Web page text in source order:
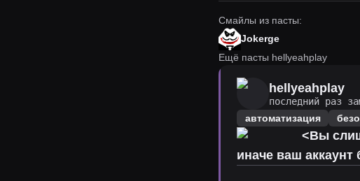
Смайлы из пасты:
Jokerge
Ещё пасты hellyeahplay
hellyeahplay
последний раз
автоматизация
<Вы
иначе ваш аккаунт